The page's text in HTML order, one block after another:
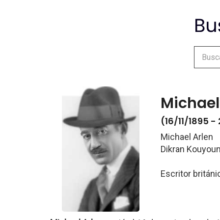
(16/11/1895
Michael Arlen
Dikran
Escritor